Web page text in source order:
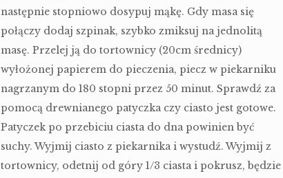
następnie stopniowo dosypuj mąkę. Gdy masa się
połączy dodaj szpinak, szybko zmiksuj na jednolitą
masę. Przelej ją do tortownicy (20cm średnicy)
wyłożonej papierem do pieczenia, piecz w piekarniku
nagrzanym do 180 stopni przez 50 minut. Sprawdź za
pomocą drewnianego patyczka czy ciasto jest gotowe.
Patyczek po przebiciu ciasta do dna powinien być
suchy. Wyjmij ciasto z piekarnika i wystudź. Wyjmij z
tortownicy, odetnij od góry 1/3 ciasta i pokrusz, będzie